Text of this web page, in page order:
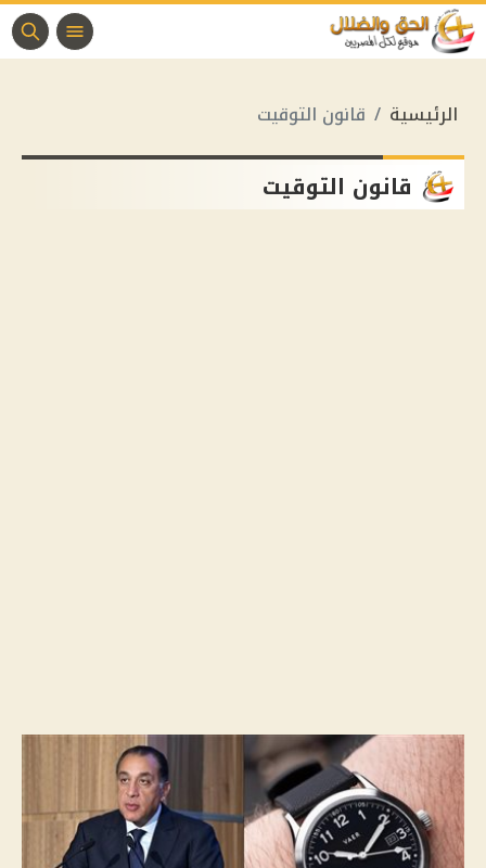
الرئيسية قانون التوقيت
قانون التوقيت